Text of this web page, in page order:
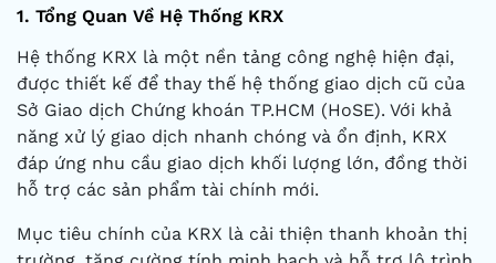
1. Tổng Quan Về Hệ Thống KRX
Hệ thống KRX là một nền tảng công nghệ hiện đại,
được thiết kế để thay thế hệ thống giao dịch cũ của
Sở Giao dịch Chứng khoán TP.HCM (HoSE). Với khả
năng xử lý giao dịch nhanh chóng và ổn định, KRX
đáp ứng nhu cầu giao dịch khối lượng lớn, đồng thời
hỗ trợ các sản phẩm tài chính mới.
Mục tiêu chính của KRX là cải thiện thanh khoản thị